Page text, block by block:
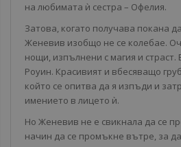
на любимата ѝ сестра – Офелия.
Затова, когато получава покана
Женевив изобщо не се колебае.
нощи, изпълнени с магия и
Роуин. Красивият и вбесяващо
който се опитва да я изпъди и
имението в лицето ѝ.
Но Женевив не е свикнала да се
начин да се промъкне вътре, за